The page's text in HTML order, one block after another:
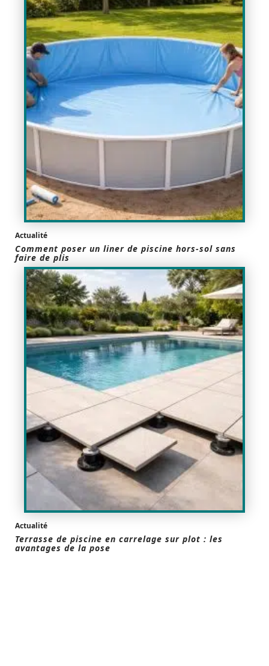
Actualité
Comment poser un liner de piscine hors-sol sans
faire de plis
Actualité
Terrasse de piscine en carrelage sur plot : les
avantages de la pose